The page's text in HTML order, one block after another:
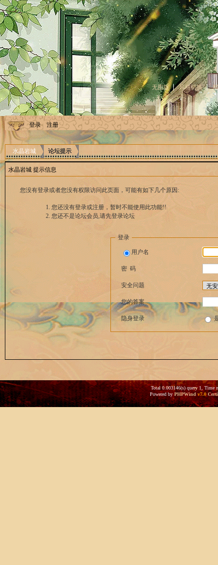
无图版 风格切换
登录 注册
水晶岩城 论坛提示
水晶岩城 提示信息
您没有登录或者您没有权限访问此页面，可能有如下几个原因:
您还没有登录或注册，暂时不能使用此功能!!
您还不是论坛会员,请先登录论坛
登录
用户名
密 码
安全问题
您的答案
隐身登录
Total 0.003146(s) query 1, Time
Powered byPHPWind v7.0